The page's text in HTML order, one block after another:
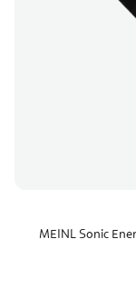
MEINL Sonic